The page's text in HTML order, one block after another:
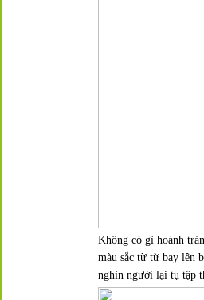
Không có gì hoành
màu sắc từ từ bay lên
nghìn người lại tụ tập